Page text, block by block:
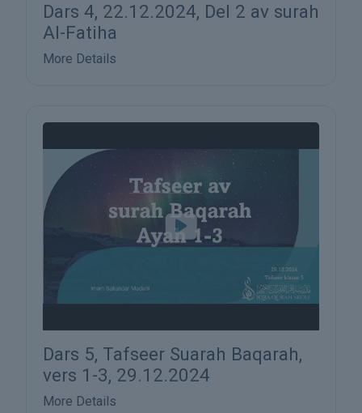
Dars 4, 22.12.2024, Del 2 av surah
Al-Fatiha
More Details
Dars 5, Tafseer Suarah Baqarah,
vers 1-3, 29.12.2024
More Details